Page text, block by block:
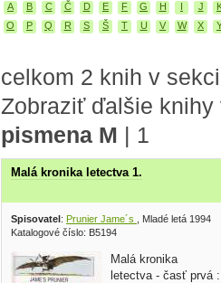
A B C Č D E F G H I J
O
P Q R S Š T U V W X
celkom 2 knih v
Zobraziť ďalšie
pismena M | 1
Malá kronika letectva 1.
Spisovatel: Prunier Jame´s
, Mladé letá 1994
Katalogové číslo: B5194
Malá kronika
letectva - časť prvá :